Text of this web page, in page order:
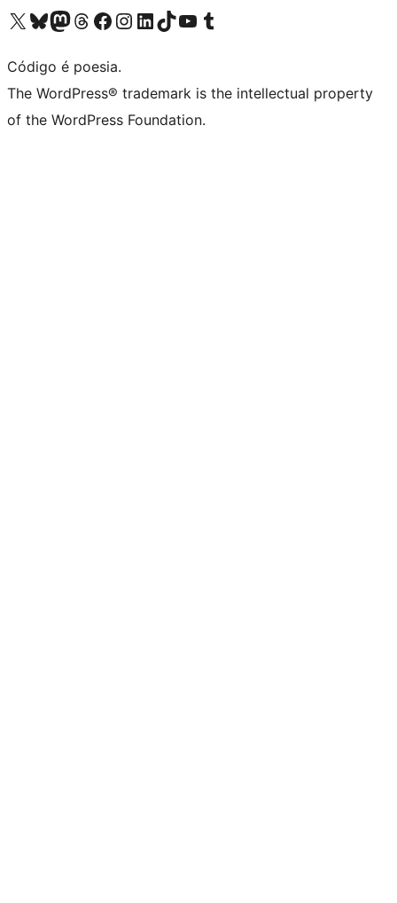
Visite a nossa conta X (antigo Twitter)
Visit our Bluesky account
Visit our Mastodon account
Visit our Threads account
Visite a nossa página do Facebook
Visite a nossa conta no Instagram
Visite a nossa conta no LinkedIn
Visit our TikTok account
Visit our YouTube channel
Visit our Tumblr account
Código é poesia.
The WordPress® trademark is the intellectual property
of the WordPress Foundation.